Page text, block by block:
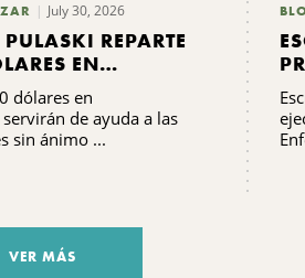
July 30, 2026
REPARTE
EN
dólares en
de ayuda a las
sin ánimo ...
VER MÁS